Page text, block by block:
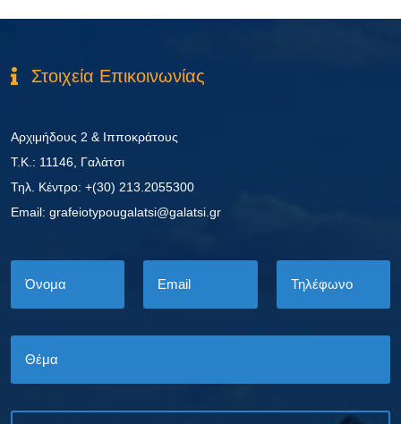
Στοιχεία Επικοινωνίας
Αρχιμήδους 2 & Ιπποκράτους
Τ.Κ.: 11146, Γαλάτσι
Τηλ. Κέντρο: +(30) 213.2055300
Εmail: grafeiotypougalatsi@galatsi.gr